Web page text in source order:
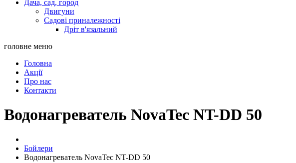
Дача, сад, город
Двигуни
Садові приналежності
Дріт в'язальний
головне меню
Головна
Акції
Про нас
Контакти
Водонагреватель NovaTec NT-DD 50
Бойлери
Водонагреватель NovaTec NT-DD 50